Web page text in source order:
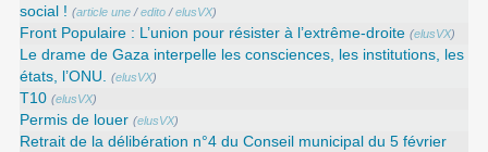
social ! (article une /edito /elusVX)
Front Populaire : L’union pour résister à l’extrême-droite (elusVX)
Le drame de Gaza interpelle les consciences, les institutions, les
états, l’ONU. (elusVX)
T10 (elusVX)
Permis de louer (elusVX)
Retrait de la délibération n°4 du Conseil municipal du 5 février